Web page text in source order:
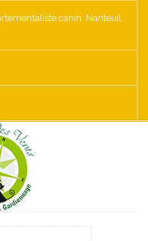
canin. Nanteuil